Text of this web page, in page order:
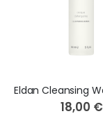
18,00 €